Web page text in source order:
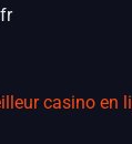
casino en